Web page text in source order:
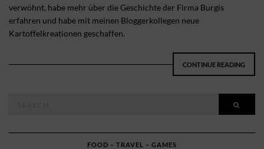
verwöhnt, habe mehr über die Geschichte der Firma Burgis
erfahren und habe mit meinen Bloggerkollegen neue
Kartoffelkreationen geschaffen.
CONTINUE READING
FOOD – TRAVEL – GAMES